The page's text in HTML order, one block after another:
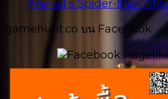
Marvel’s Spider-Man:
gamehunt.co บน Facebook